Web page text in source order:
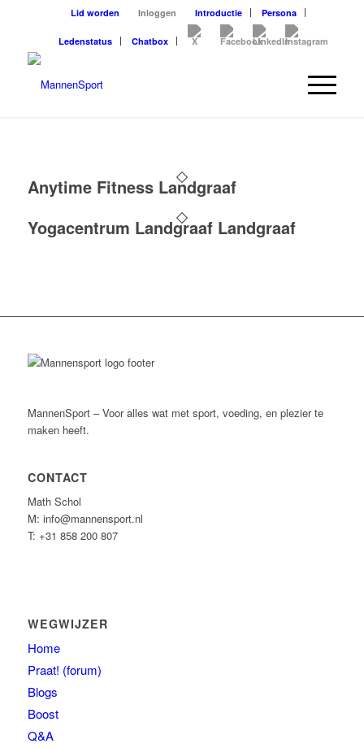
Lid worden Inloggen Introductie Persona
Ledenstatus Chatbox
Anytime Fitness Landgraaf
Yogacentrum Landgraaf Landgraaf
MannenSport – Voor alles wat met sport, voeding, en plezier te
maken heeft.
CONTACT
Math Schol
M: info@mannensport.nl
T: +31 858 200 807
WEGWIJZER
Home
Praat! (forum)
Blogs
Boost
Q&A